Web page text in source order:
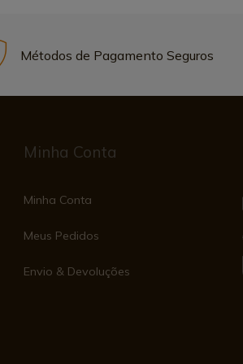
Métodos de Pagamento Seguros
Minha Conta
Minha Conta
Meus Pedidos
Envio & Devoluções